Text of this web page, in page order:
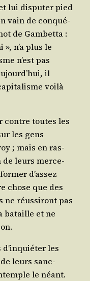
lui dis­pu­ter pied
vain de conqué­
de Gam­bet­ta :
n’a plus le
n’est pas
il
voi­là
contre toutes les
les gens
; mais en ras­
de leurs mer­ce­
d’assez
chose que des
ne réus­si­ront pas
bataille et ne
les
leurs sanc­
le néant.